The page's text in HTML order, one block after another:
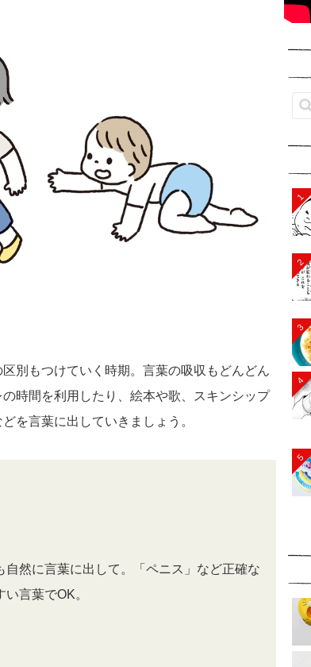
別もつけていく時期。言葉の吸収もどんどん
時間を利用したり、絵本や歌、スキンシップ
を言葉に出していきましょう。
自然に言葉に出して。「ペニス」など正確な
言葉でOK。
1
2
3
4
5